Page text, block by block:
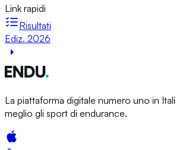
Link rapidi
Risultati
Ediz. 2026
La piattaforma digitale numero uno in
meglio gli sport di endurance.